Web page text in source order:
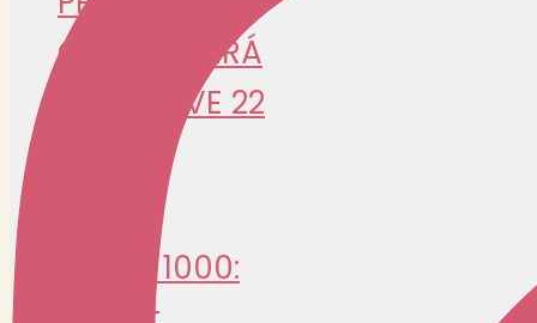
CESTA, KTERÁ
ZAČALA VE 22
Jawa 1000: